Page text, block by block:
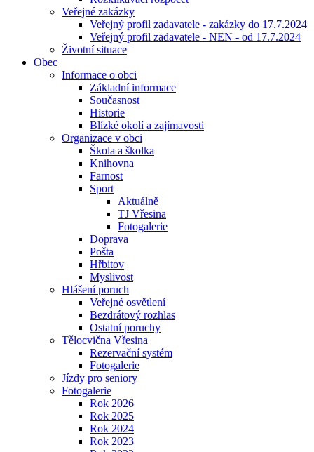
Veřejné zakázky
Veřejný profil zadavatele - zakázky do 17.7.2024
Veřejný profil zadavatele - NEN - od 17.7.2024
Životní situace
Obec
Informace o obci
Základní informace
Současnost
Historie
Blízké okolí a zajímavosti
Organizace v obci
Škola a školka
Knihovna
Farnost
Sport
Aktuálně
TJ Vřesina
Fotogalerie
Doprava
Pošta
Hřbitov
Myslivost
Hlášení poruch
Veřejné osvětlení
Bezdrátový rozhlas
Ostatní poruchy
Tělocvična Vřesina
Rezervační systém
Fotogalerie
Jízdy pro seniory
Fotogalerie
Rok 2026
Rok 2025
Rok 2024
Rok 2023